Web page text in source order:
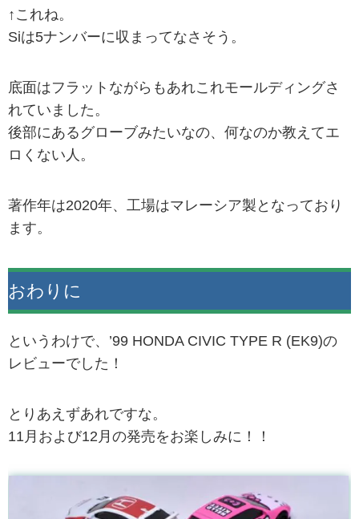
↑これね。
Siは5ナンバーに収まってなさそう。
底面はフラットながらもあれこれモールディングさ
れていました。
後部にあるグローブみたいなの、何なのか教えてエ
ロくない人。
著作年は2020年、工場はマレーシア製となっており
ます。
おわりに
というわけで、’99 HONDA CIVIC TYPE R (EK9)の
レビューでした！
とりあえずあれですな。
11月および12月の発売をお楽しみに！！